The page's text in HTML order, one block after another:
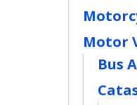
Motor
Bus